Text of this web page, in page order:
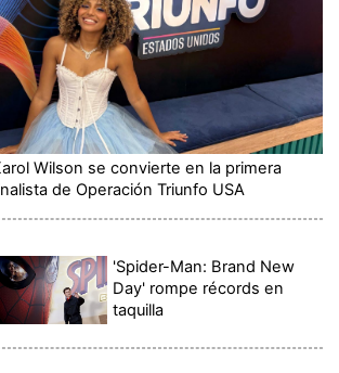
Wilson se convierte en la primera
de Operación Triunfo USA
'Spider-Man: Brand New
Day' rompe récords en
taquilla